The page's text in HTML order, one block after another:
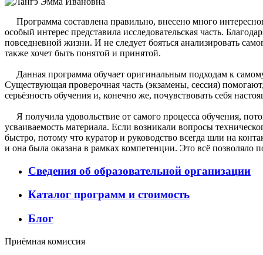
Программа составлена правильно, внесено много
особый интерес представила исследовательская часть.
повседневной жизни. И не следует бояться анализировать
также хочет быть понятой и принятой.
Данная программа обучает оригинальным подходам к
Существующая проверочная часть (экзамены, сессия)
серьёзность обучения и, конечно же, почувствовать себя
Я получила удовольствие от самого процесса обучения,
усваиваемость материала. Если возникали вопросы
быстро, потому что куратор и руководство всегда шли на
и она была оказана в рамках компетенции. Это всё позволяло
Сведения об образовательной организации
Каталог программ и стоимость
Блог
Приёмная комиссия